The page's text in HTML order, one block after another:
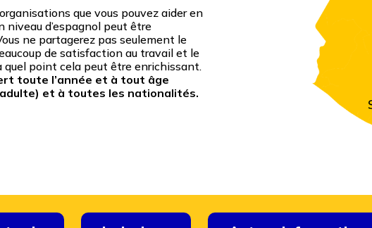
que vous pouvez aider en
d’espagnol peut être
ne partagerez pas seulement le
de satisfaction au travail et le
point cela peut être enrichissant.
toute l’année et à tout âge
adulte) et à toutes les nationalités.